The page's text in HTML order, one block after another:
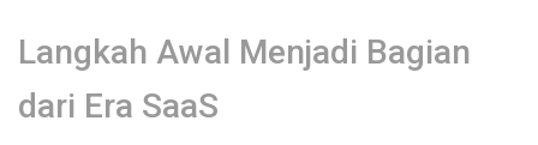
Langkah Awal Menjadi Bagian
dari Era SaaS